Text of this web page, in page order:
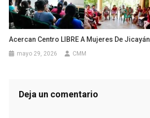
Acercan Centro LIBRE A Mujeres De Jicayán
mayo 29, 2026 CMM
Deja un comentario